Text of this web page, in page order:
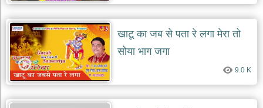
देव
भजन
shani
dev
bhajans
आज
का
भजन
bhajan
खाटू का जब से पता रे लगा मेरा तो
सोया भाग जगा
9.0 K